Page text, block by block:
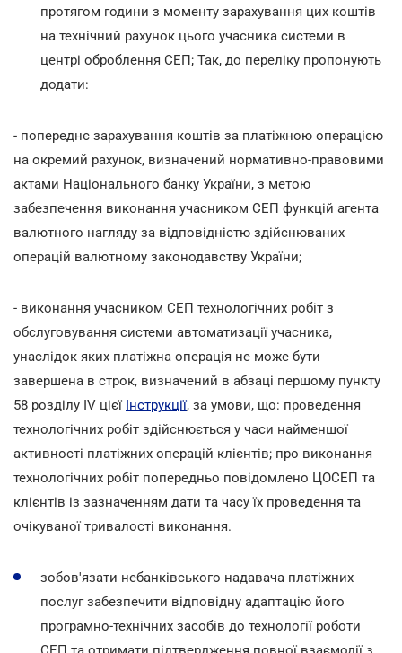
протягом години з моменту зарахування цих коштів
на технічний рахунок цього учасника системи в
центрі оброблення СЕП; Так, до переліку пропонують
додати:
- попереднє зарахування коштів за платіжною операцією
на окремий рахунок, визначений нормативно-правовими
актами Національного банку України, з метою
забезпечення виконання учасником СЕП функцій агента
валютного нагляду за відповідністю здійснюваних
операцій валютному законодавству України;
- виконання учасником СЕП технологічних робіт з
обслуговування системи автоматизації учасника,
унаслідок яких платіжна операція не може бути
завершена в строк, визначений в абзаці першому пункту
58 розділу IV цієї Інструкції, за умови, що: проведення
технологічних робіт здійснюється у часи найменшої
активності платіжних операцій клієнтів; про виконання
технологічних робіт попередньо повідомлено ЦОСЕП та
клієнтів із зазначенням дати та часу їх проведення та
очікуваної тривалості виконання.
зобов'язати небанківського надавача платіжних
послуг забезпечити відповідну адаптацію його
програмно-технічних засобів до технології роботи